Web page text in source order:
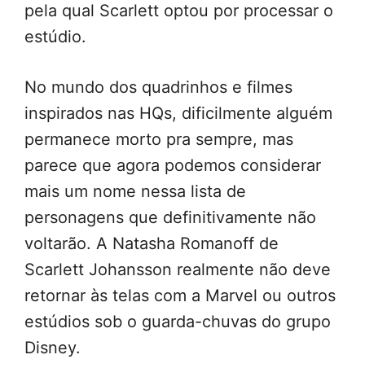
pela qual Scarlett optou por processar o
estúdio.
No mundo dos quadrinhos e filmes
inspirados nas HQs, dificilmente alguém
permanece morto pra sempre, mas
parece que agora podemos considerar
mais um nome nessa lista de
personagens que definitivamente não
voltarão. A Natasha Romanoff de
Scarlett Johansson realmente não deve
retornar às telas com a Marvel ou outros
estúdios sob o guarda-chuvas do grupo
Disney.